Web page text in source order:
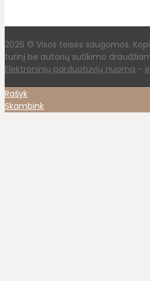
2026 © Visos teisės saugomos.
turinį be autorių sutikimo
Elektroninių parduotuvių nuoma -
Rašyk
Skambink